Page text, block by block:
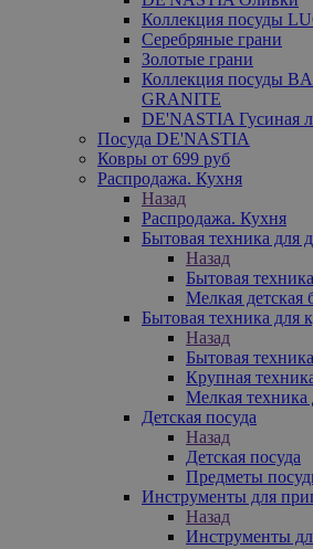
Коллекция посуды
Серебряные грани
Золотые грани
Коллекция посуды
GRANITE
DE'NASTIA Гусиная
Посуда DE'NASTIA
Ковры от 699 руб
Распродажа. Кухня
Назад
Распродажа. Кухня
Бытовая техника для
Назад
Бытовая
Мелкая детская
Бытовая техника для
Назад
Бытовая
Крупная
Мелкая техника
Детская посуда
Назад
Детская посуда
Предметы
Инструменты для
Назад
Инструменты